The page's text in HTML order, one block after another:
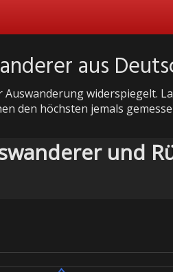
aus
widerspiegelt.
den höchsten jemals
und